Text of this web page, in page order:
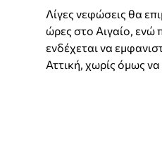
Λίγες νεφώσεις θα
ώρες στο Αιγαίο, ενώ
ενδέχεται να
Αττική, χωρίς όμως